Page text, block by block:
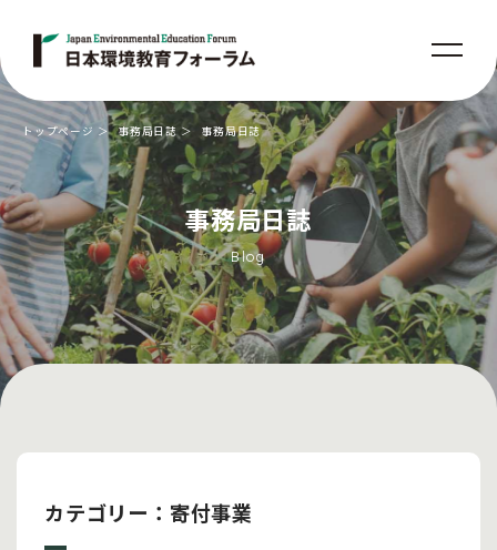
事務局日誌
Blog
トップページ 事務局日誌 事務局日誌
カテゴリー：寄付事業